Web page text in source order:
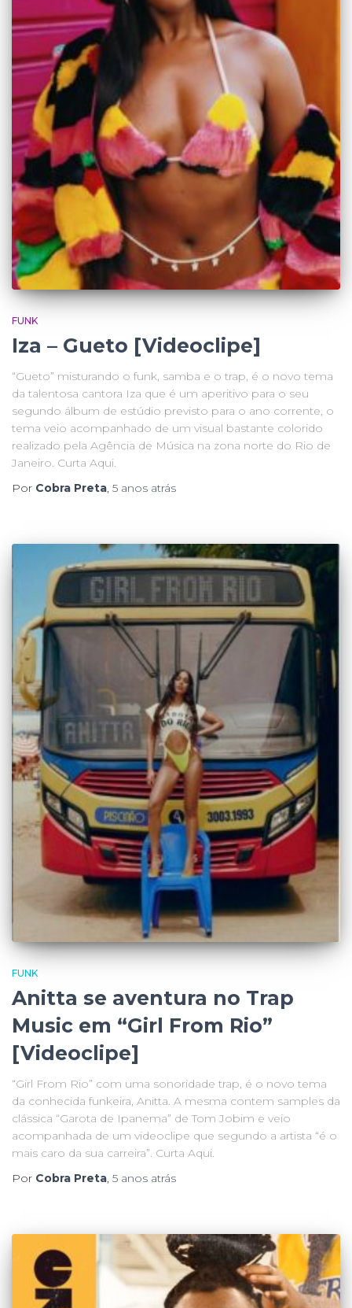
FUNK
Iza – Gueto [Videoclipe]
“Gueto” misturando o funk, samba e o trap, é o novo tema
da talentosa cantora Iza que é um aperitivo para o seu
segundo álbum de estúdio previsto para o ano corrente, o
tema veio acompanhado de um visual bastante colorido
realizado pela Agência de Música na zona norte do Rio de
Janeiro. Curta Aqui.
Por Cobra Preta, 5 anos atrás
FUNK
Anitta se aventura no Trap
Music em “Girl From Rio”
[Videoclipe]
“Girl From Rio” com uma sonoridade trap, é o novo tema
da conhecida funkeira, Anitta. A mesma contem samples da
clássica “Garota de Ipanema” de Tom Jobim e veio
acompanhada de um videoclipe que segundo a artista “é o
mais caro da sua carreira”. Curta Aqui.
Por Cobra Preta, 5 anos atrás